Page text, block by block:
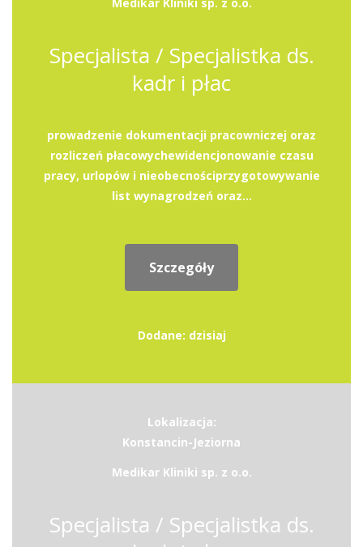
Specjalista / Specjalistka ds.
kadr i płac
prowadzenie dokumentacji pracowniczej oraz
rozliczeń płacowychewidencjonowanie czasu
pracy, urlopów i nieobecnościprzygotowywanie
list wynagrodzeń oraz...
Szczegóły
Dodane: dzisiaj
Lokalizacja:
Konstancin-Jeziorna
Medikar Kliniki sp. z o.o.
Specjalista / Specjalistka ds.